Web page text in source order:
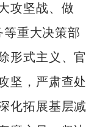
攻坚战、做
等重大决策部
形式主义、官
坚，严肃查处
化拓展基层减